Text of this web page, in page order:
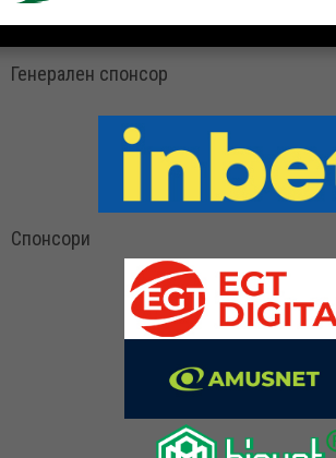
Генерален спонсор
Спонсори